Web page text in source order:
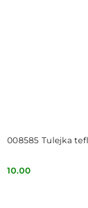
008585 Tulejka
Cena:
10.00